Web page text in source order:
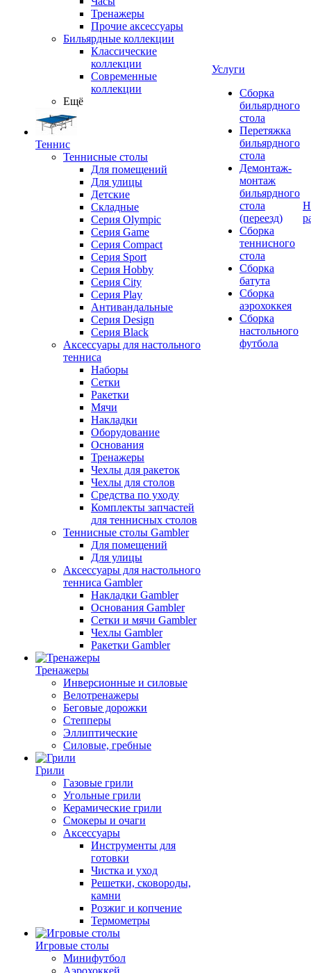
Тренажеры
Прочие аксессуары
Бильярдные коллекции
Классические
коллекции
Современные
коллекции
Ещё
Теннис
Теннисные столы
Для помещений
Для улицы
Детские
Складные
Серия Olympic
Серия Game
Серия Compact
Серия Sport
Серия Hobby
Серия City
Серия Play
Антивандальные
Серия Design
Серия Black
Аксессуары для настольного
тенниса
Наборы
Сетки
Ракетки
Мячи
Накладки
Оборудование
Основания
Тренажеры
Чехлы для ракеток
Чехлы для столов
Средства по уходу
Комплекты запчастей
для теннисных столов
Теннисные столы Gambler
Для помещений
Для улицы
Аксессуары для настольного
тенниса Gambler
Накладки Gambler
Основания Gambler
Сетки и мячи Gambler
Чехлы Gambler
Ракетки Gambler
Тренажеры
Инверсионные и силовые
Велотренажеры
Беговые дорожки
Степперы
Эллиптические
Силовые, гребные
Грили
Газовые грили
Угольные грили
Керамические грили
Смокеры и очаги
Аксессуары
Инструменты для
готовки
Чистка и уход
Решетки, сковороды,
камни
Розжиг и копчение
Термометры
Игровые столы
Минифутбол
Аэрохоккей
Услуги
Сборка
бильярдного
стола
Перетяжка
бильярдного
стола
Демонтаж-
монтаж
бильярдного
стола
(переезд)
Сборка
теннисного
стола
Сборка
батута
Сборка
аэрохоккея
Сборка
настольного
футбола